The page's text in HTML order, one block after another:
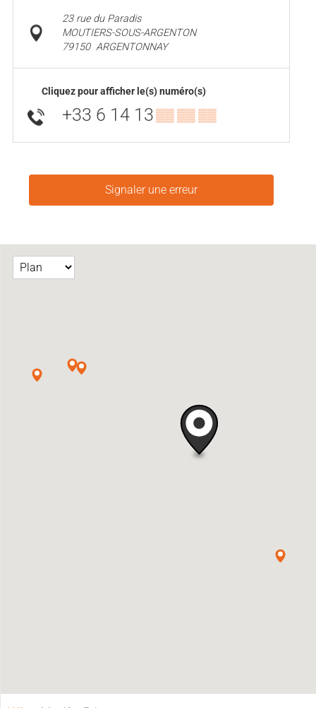
23 rue du Paradis
MOUTIERS-SOUS-ARGENTON
79150 ARGENTONNAY
Cliquez pour afficher le(s) numéro(s)
+33 6 14 13▒▒ ▒▒ ▒▒
Signaler une erreur